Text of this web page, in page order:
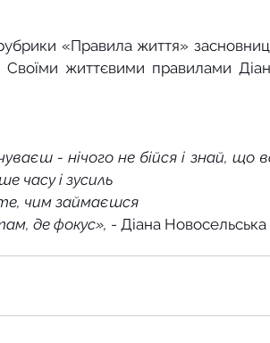
«Правила життя»
Своїми життєвими правилами
- нічого не бійся і знай,
часу і зусиль
чим займаєшся
де фокус», - Діана Новосельська